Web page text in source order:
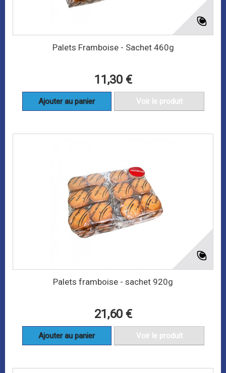
Palets Framboise - Sachet 460g
11,30 €
Ajouter au panier Voir le produit
Palets framboise - sachet 920g
21,60 €
Ajouter au panier Voir le produit